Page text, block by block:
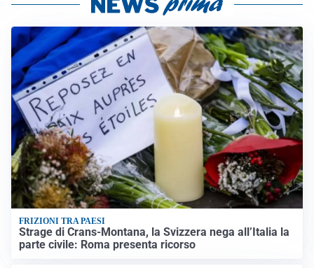
FRIZIONI TRA PAESI
Strage di Crans-Montana, la Svizzera nega all’Italia la
parte civile: Roma presenta ricorso